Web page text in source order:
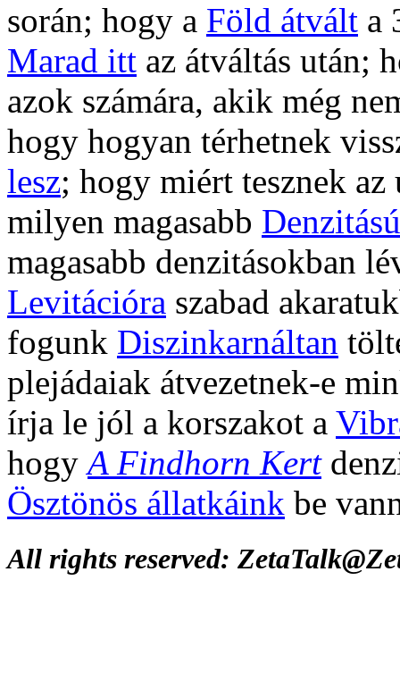
során; hogy a Föld átvált a
Marad itt az átváltás után;
azok számára, akik még
hogy hogyan térhetnek
lesz; hogy miért tesznek
milyen magasabb
magasabb denzitásokban
Levitációra szabad
fogunk Diszinkarnáltan
plejádaiak átvezetnek-e
írja le jól a korszakot a
hogyA Findhorn Kert
Ösztönös állatkáink be
All rights reserved: